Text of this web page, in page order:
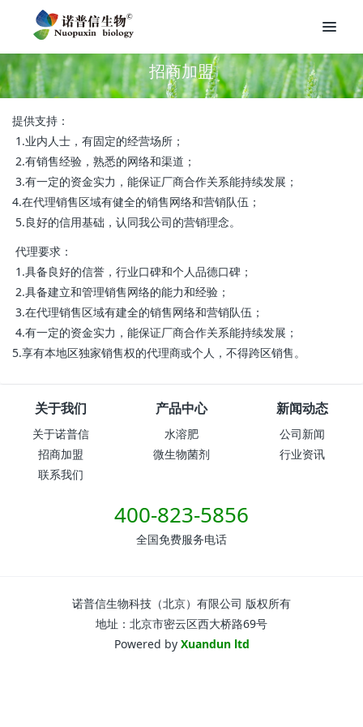
招商加盟
提供支持：
1.业内人士，有固定的经营场所；
2.有销售经验，熟悉的网络和渠道；
3.有一定的资金实力，能保证厂商合作关系能持续发展；
4.在代理销售区域有健全的销售网络和营销队伍；
5.良好的信用基础，认同我公司的营销理念。
代理要求：
1.具备良好的信誉，行业口碑和个人品德口碑；
2.具备建立和管理销售网络的能力和经验；
3.在代理销售区域有建全的销售网络和营销队伍；
4.有一定的资金实力，能保证厂商合作关系能持续发展；
5.享有本地区独家销售权的代理商或个人，不得跨区销售。
关于我们
关于诺普信
招商加盟
联系我们
产品中心
水溶肥
微生物菌剂
新闻动态
公司新闻
行业资讯
400-823-5856
全国免费服务电话
诺普信生物科技（北京）有限公司 版权所有
地址：北京市密云区西大桥路69号
Powered by Xuandun ltd